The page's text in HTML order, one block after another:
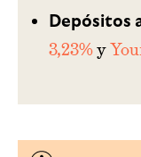
Depósitos
3,23%y